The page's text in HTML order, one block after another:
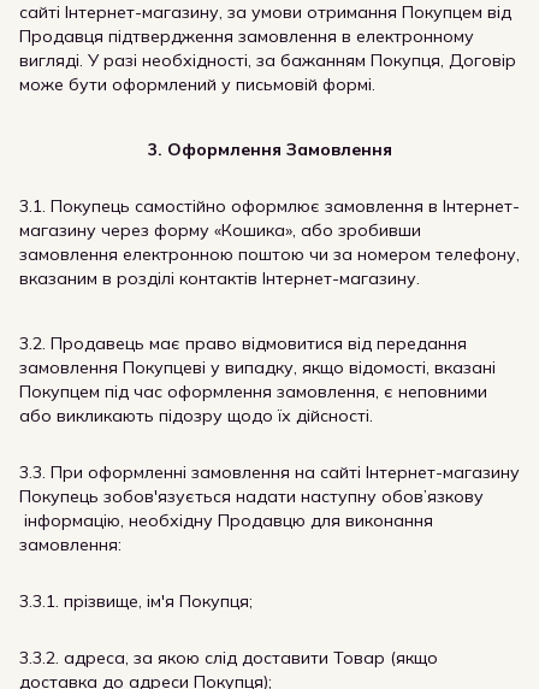
сайті Інтернет-магазину, за умови отримання Покупцем від
Продавця підтвердження замовлення в електронному
вигляді. У разі необхідності, за бажанням Покупця, Договір
може бути оформлений у письмовій формі.
3. Оформлення Замовлення
3.1. Покупець самостійно оформлює замовлення в Інтернет-
магазину через форму «Кошика», або зробивши
замовлення електронною поштою чи за номером телефону,
вказаним в розділі контактів Інтернет-магазину.
3.2. Продавець має право відмовитися від передання
замовлення Покупцеві у випадку, якщо відомості, вказані
Покупцем під час оформлення замовлення, є неповними
або викликають підозру щодо їх дійсності.
3.3. При оформленні замовлення на сайті Інтернет-магазину
Покупець зобов'язується надати наступну обов’язкову
інформацію, необхідну Продавцю для виконання
замовлення:
3.3.1. прізвище, ім'я Покупця;
3.3.2. адреса, за якою слід доставити Товар (якщо
доставка до адреси Покупця);